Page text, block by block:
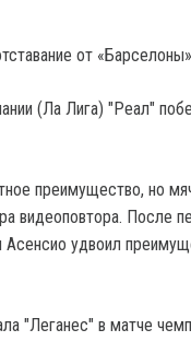
от
(Ла Лига) "Реал"
преимущество, но
видеоповтора. После
удвоил
"Леганес" в матче